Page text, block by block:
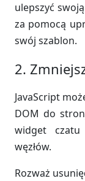
ulepszyć
za pomocą
swój szablon.
2.
JavaScript
DOM do
widget
węzłów.
Rozważ